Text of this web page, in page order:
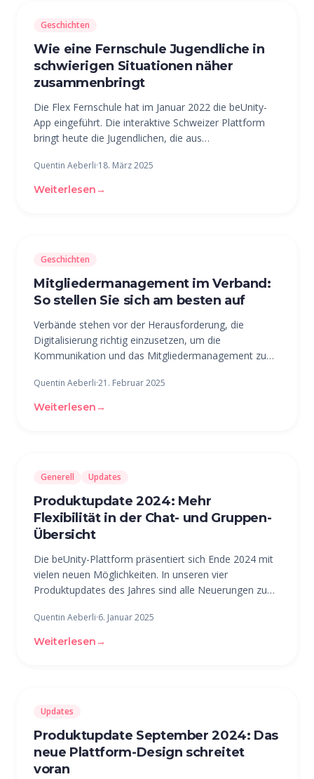
Geschichten
Wie eine Fernschule Jugendliche in
schwierigen Situationen näher
zusammenbringt
Die Flex Fernschule hat im Januar 2022 die beUnity-
App eingeführt. Die interaktive Schweizer Plattform
bringt heute die Jugendlichen, die aus
besuchen können, näher zusammen. Dies fördert den
Austausch mit Menschen in ähnlichen
Quentin Aeberli·18. März 2025
Weiterlesen →
Geschichten
Mitgliedermanagement im Verband:
So stellen Sie sich am besten auf
Verbände stehen vor der Herausforderung, die
Digitalisierung richtig einzusetzen, um die
Kommunikation und das Mitgliedermanagement zu
Welche Systeme sind notwendig, um als Verband
optimal aufgestellt zu sein, ohne dabei im
Quentin Aeberli·21. Februar 2025
Weiterlesen →
Generell Updates
Produktupdate 2024: Mehr
Flexibilität in der Chat- und Gruppen-
Übersicht
Die beUnity-Plattform präsentiert sich Ende 2024 mit
vielen neuen Möglichkeiten. In unseren vier
Produktupdates des Jahres sind alle Neuerungen zu
Optimierungen für die Community-Admins begonnen.
Im Frühling läutete die neue
Quentin Aeberli·6. Januar 2025
Weiterlesen →
Updates
Produktupdate September 2024: Das
neue Plattform-Design schreitet
voran